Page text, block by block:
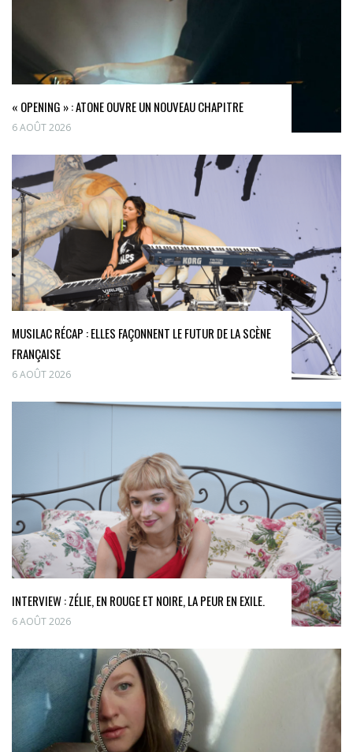
« OPENING » : ATONE OUVRE UN NOUVEAU CHAPITRE
6 AOÛT 2026
MUSILAC RÉCAP : ELLES FAÇONNENT LE FUTUR DE LA SCÈNE
FRANÇAISE
6 AOÛT 2026
INTERVIEW : ZÉLIE, EN ROUGE ET NOIRE, LA PEUR EN EXILE.
6 AOÛT 2026